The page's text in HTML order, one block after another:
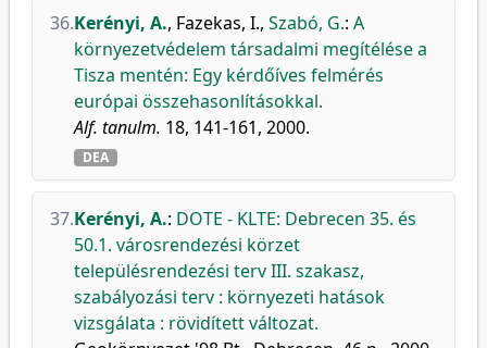
36.Kerényi, A., Fazekas, I., Szabó, G.: A
környezetvédelem társadalmi megítélése a
Tisza mentén: Egy kérdőíves felmérés
európai összehasonlításokkal.
Alf. tanulm. 18, 141-161, 2000.
DEA
37.Kerényi, A.: DOTE - KLTE: Debrecen 35. és
50.1. városrendezési körzet
településrendezési terv III. szakasz,
szabályozási terv : környezeti hatások
vizsgálata : rövidített változat.